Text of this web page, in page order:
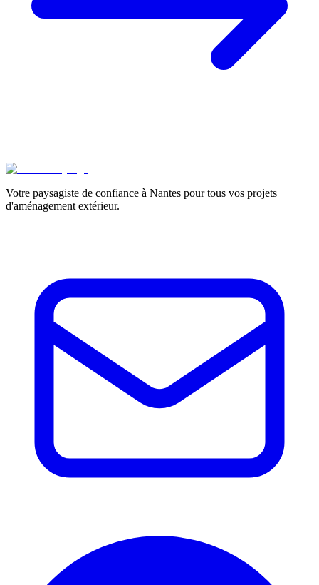
Votre paysagiste de confiance à Nantes pour tous vos projets
d'aménagement extérieur.